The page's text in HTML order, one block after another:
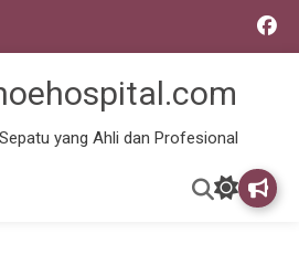
yang Ahli dan Profesional